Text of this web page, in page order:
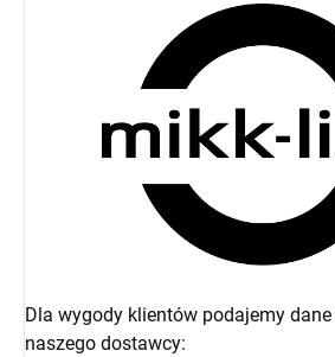
Dla wygody klientów podajemy
naszego dostawcy: